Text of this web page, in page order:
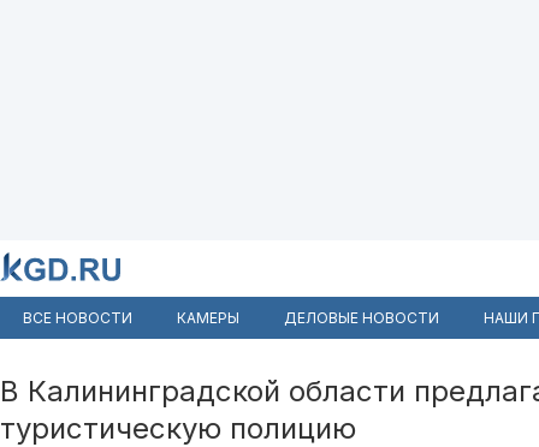
ВСЕ НОВОСТИ КАМЕРЫ ДЕЛОВЫЕ НОВОСТИ НАШИ
В Калининградской области
туристическую полицию